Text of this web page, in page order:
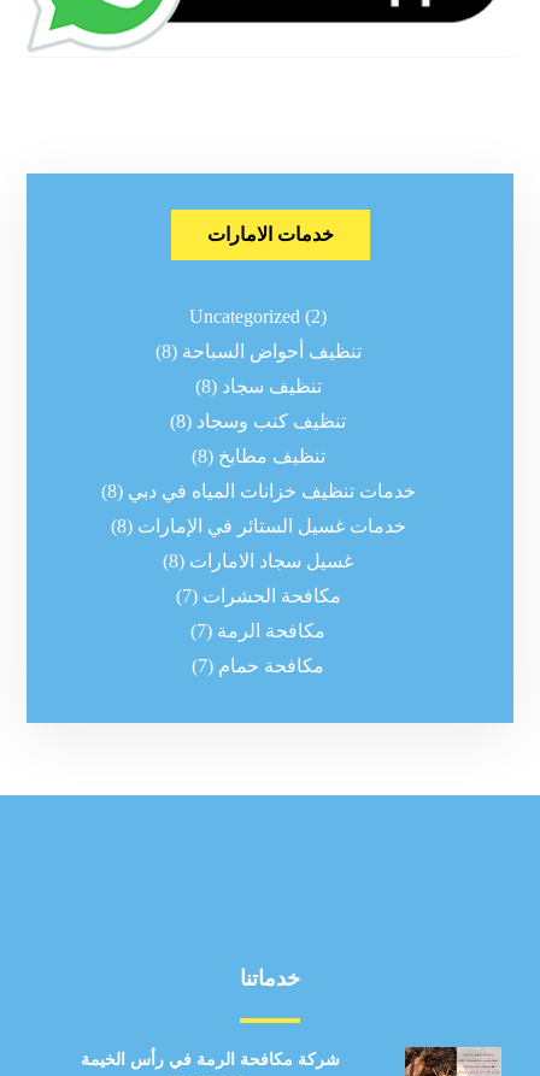
خدمات الامارات
Uncategorized (2)
تنظيف أحواض السباحة (8)
تنظيف سجاد (8)
تنظيف كنب وسجاد (8)
تنظيف مطابخ (8)
خدمات تنظيف خزانات المياه في دبي (8)
خدمات غسيل الستائر في الإمارات (8)
غسيل سجاد الامارات (8)
مكافحة الحشرات (7)
مكافحة الرمة (7)
مكافحة حمام (7)
خدماتنا
شركة مكافحة الرمة في رأس الخيمة